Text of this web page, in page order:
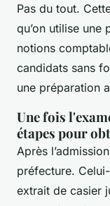
Pas du tout.
qu’on utilise
notions
candidats sans
une préparation
Une fois
étapes pour
Après
préfecture.
extrait de casier